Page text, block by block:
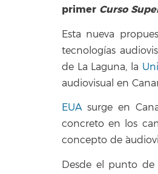
primer Curso
Esta nueva
tecnologías
de La Laguna, la
audiovisual en
EUAsurge en
concreto en los
concepto de
Desde el punto de